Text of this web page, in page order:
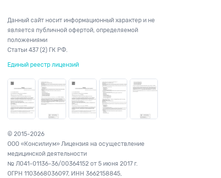
Данный сайт носит информационный характер и не
является публичной офертой, определяемой
положениями
Статьи 437 (2) ГК РФ.
Единый реестр лицензий
© 2015-2026
ООО «Консилиум» Лицензия на осуществление
медицинской деятельности
№ Л041-01136-36/00364152 от 5 июня 2017 г.
ОГРН 1103668036097, ИНН 3662158845,